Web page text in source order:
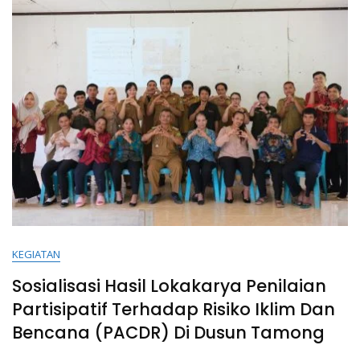
KEGIATAN
Sosialisasi Hasil Lokakarya Penilaian
Partisipatif Terhadap Risiko Iklim Dan
Bencana (PACDR) Di Dusun Tamong